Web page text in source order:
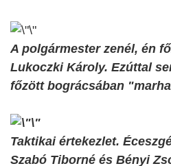
A polgármester zenél, én
Lukoczki Károly. Ezúttal
főzött bográcsában
Taktikai értekezlet.
Szabó Tiborné és Bényi